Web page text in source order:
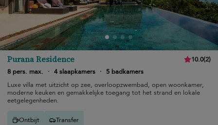
Purana Residence 10.0(2)
8 pers. max.
· 4 slaapkamers ·
5 badkamers
Luxe villa met uitzicht op zee, overloopzwembad, open woonkamer,
moderne keuken en gemakkelijke toegang tot het strand en lokale
eetgelegenheden.
Ontbijt Transfer